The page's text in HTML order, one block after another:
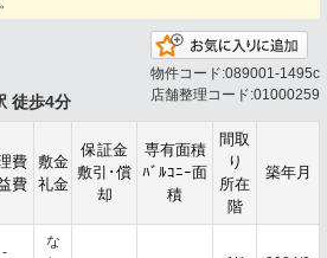
徒歩4分
物件コード:089001-1495c
店舗整理コード:01000259
費
費
敷金
礼金
保証金
敷引･償
却
専有面積
ﾊﾞﾙｺﾆｰ面
積
間取
り
所在
階
築年月
-
な